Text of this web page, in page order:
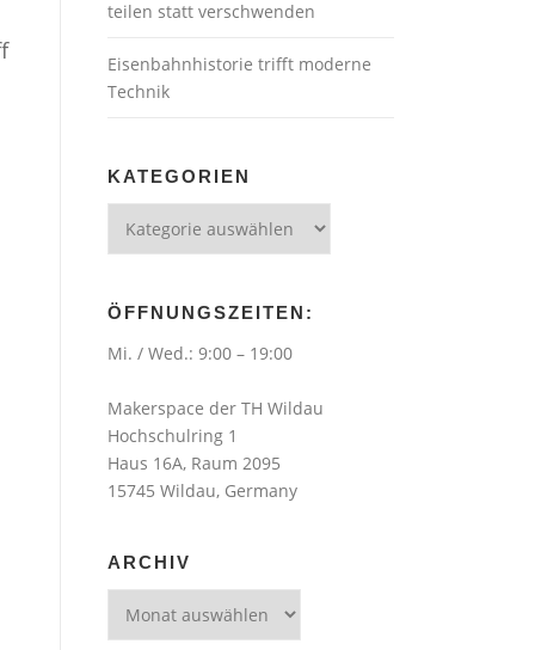
teilen statt verschwenden
Eisenbahnhistorie trifft moderne
Technik
KATEGORIEN
ÖFFNUNGSZEITEN:
Mi. / Wed.: 9:00 – 19:00
Makerspace der TH Wildau
Hochschulring 1
Haus 16A, Raum 2095
15745 Wildau, Germany
ARCHIV